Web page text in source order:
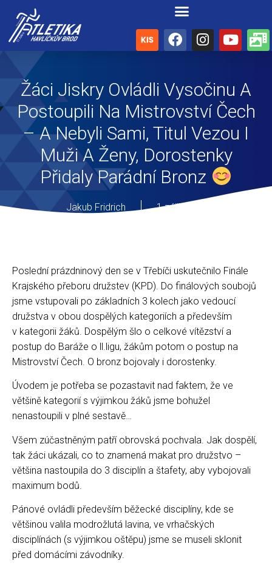
Žáci Jiskry Ovládli Vysočinu A
Postoupili Na Mistrovství Čech
– A Nebyli Sami, Titul Vezou I
Muži A Ženy, Dorostenky
Přidaly Parádní Bronz
Jakub Fridrich 1 září, 2025
Poslední prázdninový den se v Třebíči uskutečnilo Finále
Krajského přeboru družstev (KPD). Do finálových soubojů
jsme vstupovali po základních 3 kolech jako vedoucí
družstva v obou dospělých kategoriích a především
v kategorii žáků. Dospělým šlo o celkové vítězství a
postup do Baráže o ll.ligu, žákům potom o postup na
Mistrovství Čech. O bronz bojovaly i dorostenky.
Úvodem je potřeba se pozastavit nad faktem, že ve
většině kategorií s výjimkou žáků jsme bohužel
nenastoupili v plné sestavě…
Všem zúčastněným patří obrovská pochvala. Jak dospělí,
tak žáci ukázali, co to znamená makat pro družstvo –
většina nastoupila do 3 disciplín a štafety, aby vybojovali
maximum bodů.
Pánové ovládli především běžecké disciplíny, kde se
většinou valila modrožlutá lavina, ve vrhačských
disciplínách (s výjimkou oštěpu) jsme se museli sklonit
před domácími závodníky.